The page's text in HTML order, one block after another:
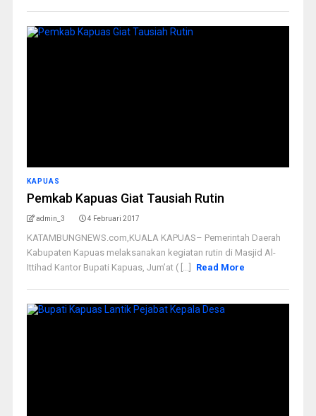
KAPUAS
Pemkab Kapuas Giat Tausiah Rutin
admin_3 4 Februari 2017
KATAMBUNGNEWS.com,KUALA KAPUAS– Pemerintah Daerah
Kabupaten Kapuas melaksanakan kegiatan rutin di Masjid Al-
Ittihad Kantor Bupati Kapuas, Jum’at ( [...]
Read More